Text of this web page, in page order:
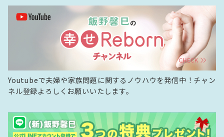
Youtubeで夫婦や家族問題に関するノウハウを発信中！チャン
ネル登録よろしくお願いいたします。